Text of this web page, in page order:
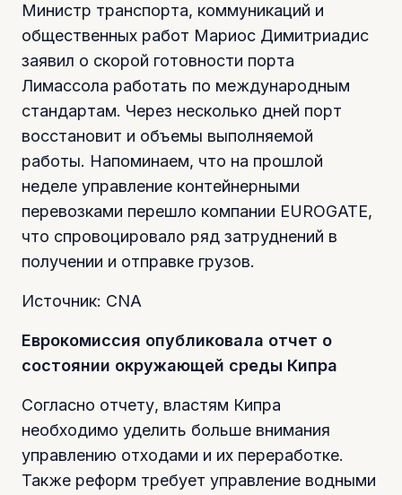
Министр транспорта, коммуникаций и
общественных работ Мариос Димитриадис
заявил о скорой готовности порта
Лимассола работать по международным
стандартам. Через несколько дней порт
восстановит и объемы выполняемой
работы. Напоминаем, что на прошлой
неделе управление контейнерными
перевозками перешло компании EUROGATE,
что спровоцировало ряд затруднений в
получении и отправке грузов.
Источник: CNA
Еврокомиссия опубликовала отчет о
состоянии окружающей среды Кипра
Согласно отчету, властям Кипра
необходимо уделить больше внимания
управлению отходами и их переработке.
Также реформ требует управление водными